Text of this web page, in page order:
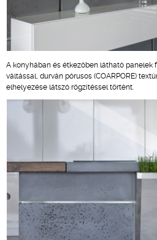
A konyhában és étkezőben látható panelek
váltással, durván pórusos (COARPORE)
elhelyezése látszó rögzítéssel történt.